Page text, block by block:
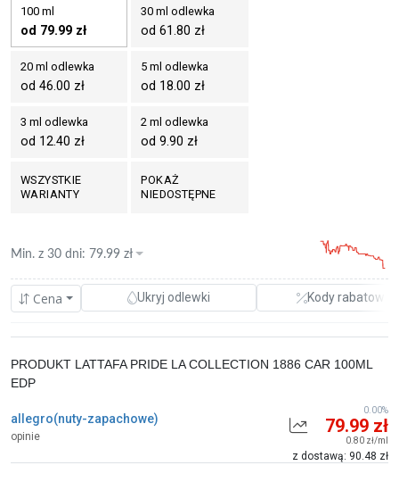
100 ml
od 79.99 zł
30 ml odlewka
od 61.80 zł
20 ml odlewka
od 46.00 zł
5 ml odlewka
od 18.00 zł
3 ml odlewka
od 12.40 zł
2 ml odlewka
od 9.90 zł
WSZYSTKIE
WARIANTY
POKAŻ
NIEDOSTĘPNE
Cena Ukryj odlewki Kody rabatowe
Min. z 30 dni: 79.99 zł
allegro(nuty-zapachowe)
opinie
PRODUKT LATTAFA PRIDE LA COLLECTION 1886 CAR 100ML
EDP
79.99 zł
0.80 zł/ml
z dostawą: 90.48 zł
0.00%